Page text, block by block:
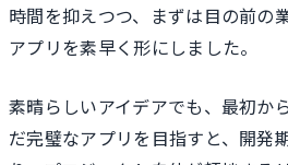
時間を抑えつつ、まずは目の前の
アプリを素早く形にしました。
素晴らしいアイデアでも、最初か
だ完璧なアプリを目指すと、開発